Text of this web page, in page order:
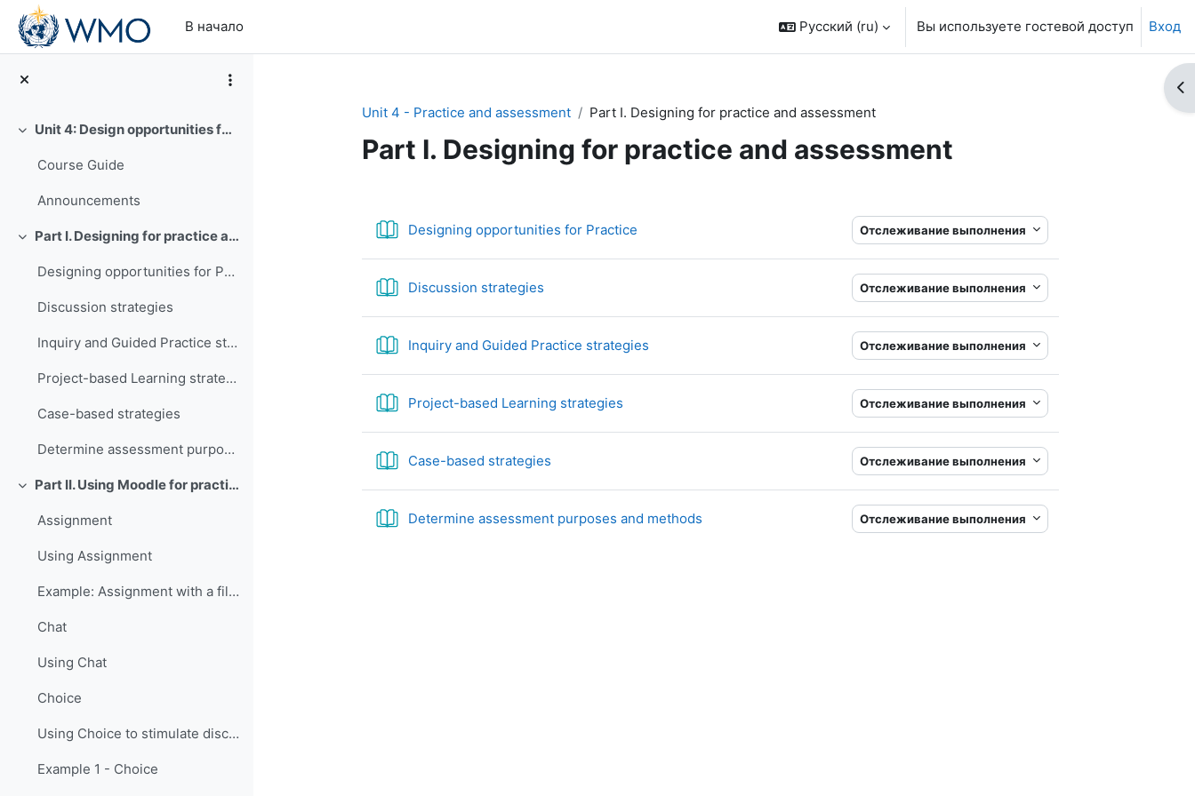
Перейти к основному содержанию
В начало
Русский ‎(ru)‎ Вы используете гостевой доступ Вход
Свернуть Unit 4: Design opportunities for practice and assessment
Course Guide
Announcements
Свернуть Part I. Designing for practice and assessment
Designing opportunities for Practice
Discussion strategies
Inquiry and Guided Practice strategies
Project-based Learning strategies
Case-based strategies
Determine assessment purposes and methods
Свернуть Part II. Using Moodle for practice and assessment
Assignment
Using Assignment
Example: Assignment with a file upload
Chat
Using Chat
Choice
Using Choice to stimulate discussion
Example 1 - Choice
Unit 4 - Practice and assessment
Part I. Designing for practice and assessment
Part I. Designing for practice and assessment
Designing opportunities for PracticeКнига Отслеживание выполнения
Discussion strategiesКнига Отслеживание выполнения
Inquiry and Guided Practice strategiesКнига Отслеживание выполнения
Project-based Learning strategiesКнига Отслеживание выполнения
Case-based strategiesКнига Отслеживание выполнения
Determine assessment purposes and methodsКнига Отслеживание выполнения